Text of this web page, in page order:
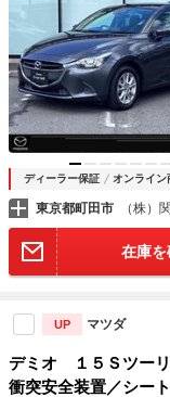
ナビＴＶ 助手席エ
ディーラー保証 オンライン
東京都町田市 （株
在庫
UP マツダ
デミオ １５Ｓツー
衝突安全装置／シー